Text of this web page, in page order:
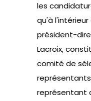
les
qu'à l'intérieur
président-
Lacroix,
comité de
représentant